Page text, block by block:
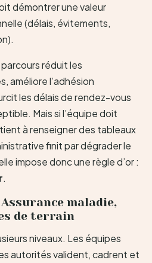
démontrer une valeur
(délais, évitements,
réduit les
améliore l’adhésion
les délais de rendez-vous
Mais si l’équipe doit
à renseigner des tableaux
finit par dégrader le
impose donc une règle d’or :
.
maladie,
de terrain
niveaux. Les équipes
autorités valident, cadrent et